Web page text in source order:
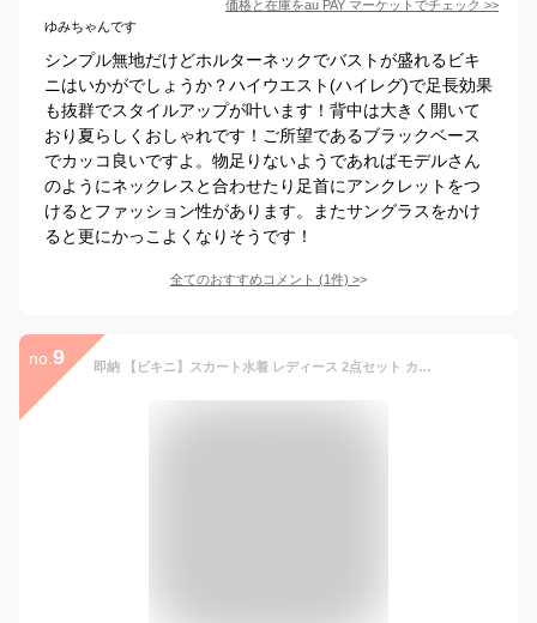
価格と在庫をau PAY マーケット でチェック >>
ゆみちゃんです
シンプル無地だけどホルターネックでバストが盛れるビキ
ニはいかがでしょうか？ハイウエスト(ハイレグ)で足長効果
も抜群でスタイルアップが叶います！背中は大きく開いて
おり夏らしくおしゃれです！ご所望であるブラックベース
でカッコ良いですよ。物足りないようであればモデルさん
のようにネックレスと合わせたり足首にアンクレットをつ
けるとファッション性があります。またサングラスをかけ
ると更にかっこよくなりそうです！
全てのおすすめコメント (1件) >
no. 9 即納 【ビキニ】スカート水着 レディース 2点セット カシュクール バックシャン ワイヤーあり 無地 シンプル パッド付き ホルターネック 小胸 バスト 盛れる 大人 ミセス セクシー かわいい クール 白 黒 赤 リボン